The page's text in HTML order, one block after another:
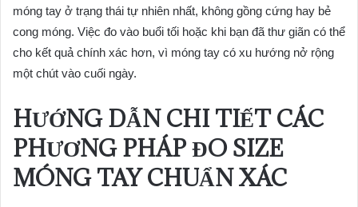
móng tay ở trạng thái tự nhiên nhất, không gồng cứng hay bẻ
cong móng. Việc đo vào buổi tối hoặc khi bạn đã thư giãn có thể
cho kết quả chính xác hơn, vì móng tay có xu hướng nở rộng
một chút vào cuối ngày.
HƯỚNG DẪN CHI TIẾT CÁC
PHƯƠNG PHÁP ĐO SIZE
MÓNG TAYCHUẨN XÁC